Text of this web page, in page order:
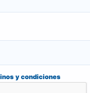
y condiciones